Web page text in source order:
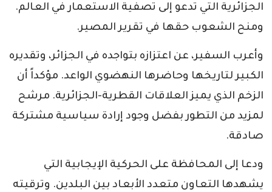
الجزائرية التي تدعو إلى تصفية الاستعمار في العالم.
ومنح الشعوب حقها في تقرير المصير.
وأعرب السفير، عن اعتزازه بتواجده في الجزائر، وتقديره
الكبير لتاريخها وحاضرها النهضوي الواعد. مؤكداً أن
الزخم الذي يميز العلاقات القطرية-الجزائرية. مرشح
لمزيد من التطور بفضل وجود إرادة سياسية مشتركة
صادقة.
ودعا إلى المحافظة على الحركية الإيجابية التي
يشهدها التعاون متعدد الأبعاد بين البلدين. وترقيته